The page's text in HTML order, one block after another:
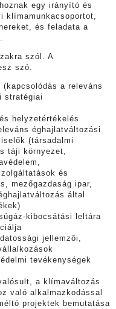
egy irányító és
klímamunkacsoportot,
és feladata a
szól. A
szó.
a releváns
stratégiai
helyzetértékelés
éghajlatváltozási
(társadalmi
táji környezet,
és
mezőgazdaság ipar,
által
kibocsátási leltára
jellemzői,
tevékenységek
a klímaváltozás
való alkalmazkodással
projektek bemutatása